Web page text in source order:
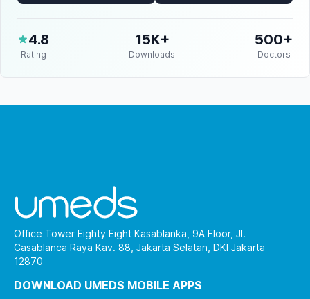
4.8
Rating
15K+
Downloads
500+
Doctors
Office Tower Eighty Eight Kasablanka, 9A Floor, Jl.
Casablanca Raya Kav. 88, Jakarta Selatan, DKI Jakarta
12870
DOWNLOAD UMEDS MOBILE APPS